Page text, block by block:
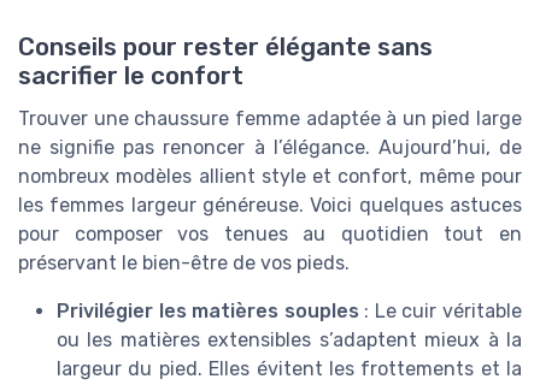
Conseils pour rester élégante sans
sacrifier le confort
Trouver une chaussure femme adaptée à un pied large
ne signifie pas renoncer à l’élégance. Aujourd’hui, de
nombreux modèles allient style et confort, même pour
les femmes largeur généreuse. Voici quelques astuces
pour composer vos tenues au quotidien tout en
préservant le bien-être de vos pieds.
Privilégier les matières souples : Le cuir véritable
ou les matières extensibles s’adaptent mieux à la
largeur du pied. Elles évitent les frottements et la